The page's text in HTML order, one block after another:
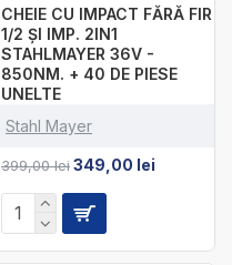
Stahl Mayer
CHEIE CU IMPACT FĂRĂ FIR
1/2 ȘI IMP. 2IN1
STAHLMAYER 36V -
850NM. + 40 DE PIESE
UNELTE
399,00 lei349,00 lei